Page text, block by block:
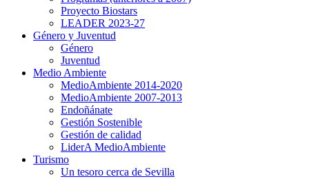
Proyecto Biostars
LEADER 2023-27
Género y Juventud
Género
Juventud
Medio Ambiente
MedioAmbiente 2014-2020
MedioAmbiente 2007-2013
Endoñánate
Gestión Sostenible
Gestión de calidad
LiderA MedioAmbiente
Turismo
Un tesoro cerca de Sevilla